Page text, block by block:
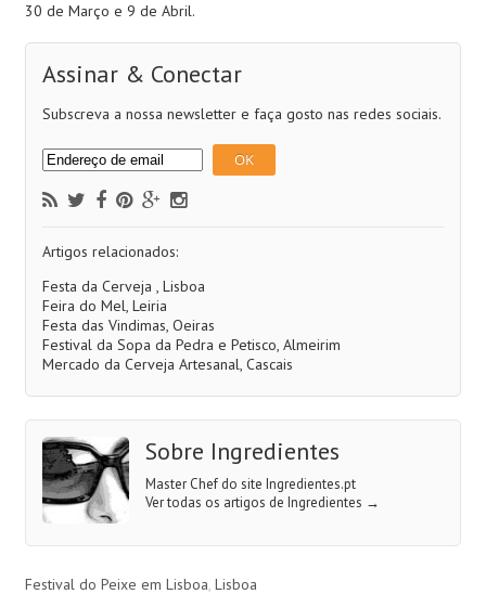
30 de Março e 9 de Abril.
Assinar & Conectar
Subscreva a nossa newsletter e faça gosto nas redes sociais.
Artigos relacionados:
Festa da Cerveja , Lisboa
Feira do Mel, Leiria
Festa das Vindimas, Oeiras
Festival da Sopa da Pedra e Petisco, Almeirim
Mercado da Cerveja Artesanal, Cascais
Sobre Ingredientes
Master Chef do site Ingredientes.pt
Ver todas os artigos de Ingredientes →
Festival do Peixe em Lisboa, Lisboa